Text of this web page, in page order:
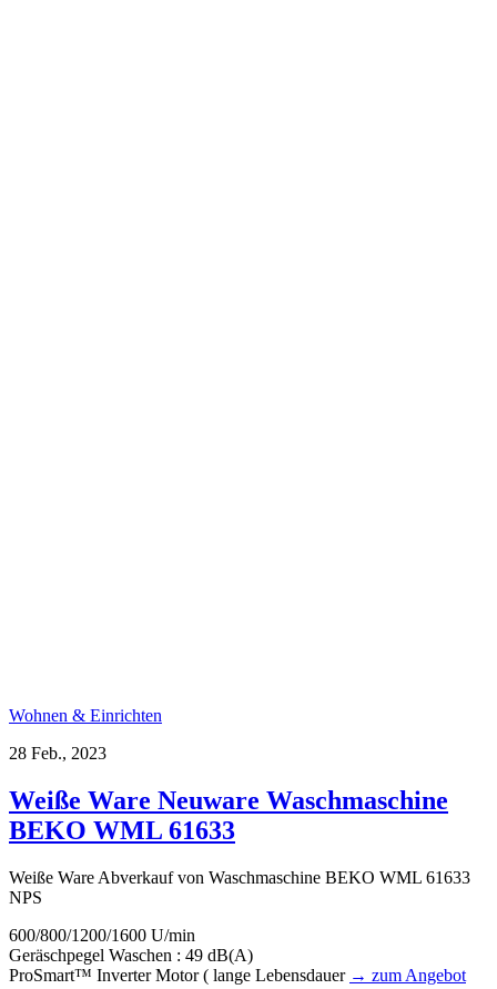
Wohnen & Einrichten
28 Feb., 2023
Weiße Ware Neuware Waschmaschine
BEKO WML 61633
Weiße Ware Abverkauf von Waschmaschine BEKO WML 61633
NPS
600/800/1200/1600 U/min
Geräschpegel Waschen : 49 dB(A)
ProSmart™ Inverter Motor ( lange Lebensdauer → zum Angebot